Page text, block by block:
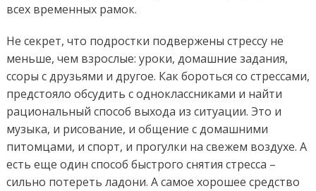
всех временных рамок.
Не секрет, что подростки подвержены стрессу не
меньше, чем взрослые: уроки, домашние задания,
ссоры с друзьями и другое. Как бороться со стрессами,
предстояло обсудить с одноклассниками и найти
рациональный способ выхода из ситуации. Это и
музыка, и рисование, и общение с домашними
питомцами, и спорт, и прогулки на свежем воздухе. А
есть еще один способ быстрого снятия стресса –
сильно потереть ладони. А самое хорошее средство